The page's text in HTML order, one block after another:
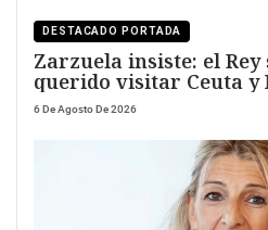
DESTACADO PORTADA
Zarzuela insiste: el
querido visitar Ceuta y
6 De Agosto De 2026